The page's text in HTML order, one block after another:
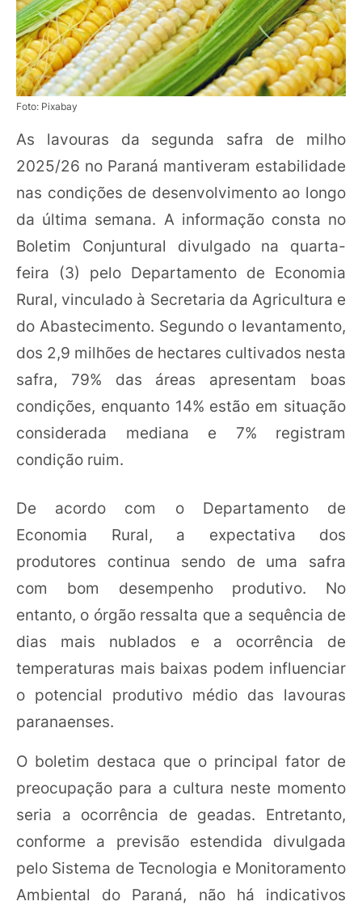
Foto: Pixabay
As lavouras da segunda safra de milho
2025/26 no Paraná mantiveram estabilidade
nas condições de desenvolvimento ao longo
da última semana. A informação consta no
Boletim Conjuntural divulgado na quarta-
feira (3) pelo Departamento de Economia
Rural, vinculado à Secretaria da Agricultura e
do Abastecimento. Segundo o levantamento,
dos 2,9 milhões de hectares cultivados nesta
safra, 79% das áreas apresentam boas
condições, enquanto 14% estão em situação
considerada mediana e 7% registram
condição ruim.
De acordo com o Departamento de
Economia Rural, a expectativa dos
produtores continua sendo de uma safra
com bom desempenho produtivo. No
entanto, o órgão ressalta que a sequência de
dias mais nublados e a ocorrência de
temperaturas mais baixas podem influenciar
o potencial produtivo médio das lavouras
paranaenses.
O boletim destaca que o principal fator de
preocupação para a cultura neste momento
seria a ocorrência de geadas. Entretanto,
conforme a previsão estendida divulgada
pelo Sistema de Tecnologia e Monitoramento
Ambiental do Paraná, não há indicativos